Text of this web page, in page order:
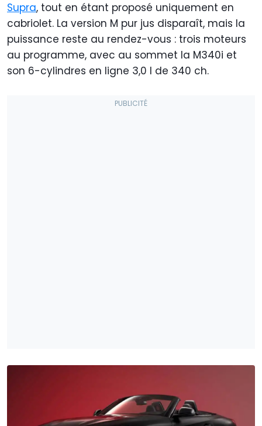
Supra, tout en étant proposé uniquement en
cabriolet. La version M pur jus disparaît, mais la
puissance reste au rendez-vous : trois moteurs
au programme, avec au sommet la M340i et
son 6-cylindres en ligne 3,0 l de 340 ch.